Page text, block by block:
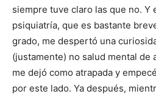
siempre tuve claro las que no. Y
psiquiatría, que es bastante
grado, me despertó una
(justamente) no salud mental de
me dejó como atrapada y
por este lado. Ya después,